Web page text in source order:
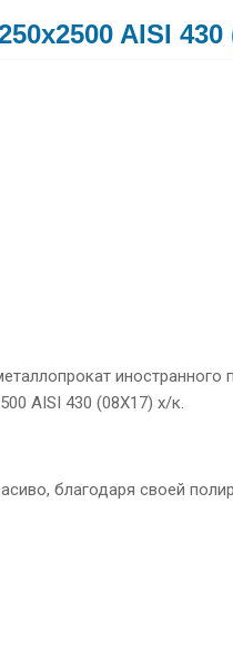
AISI
AISI 430 (08Х17) х/к.
благодаря своей